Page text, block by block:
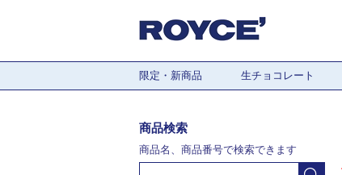
限定・新商品 生チョコレート
商品検索
商品名、商品番号で検索できます